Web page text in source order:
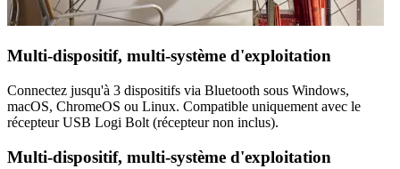
Multi-dispositif, multi-système d'exploitation
Connectez jusqu'à 3 dispositifs via Bluetooth sous Windows,
macOS, ChromeOS ou Linux. Compatible uniquement avec le
récepteur USB Logi Bolt (récepteur non inclus).
Multi-dispositif, multi-système d'exploitation